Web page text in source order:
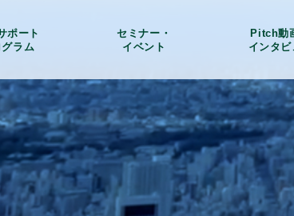
ポート
ラム
セミナー・
イベント
Pitch動
インタビ